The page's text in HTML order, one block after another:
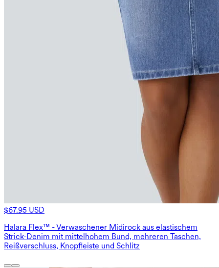
$67.95 USD
Halara Flex™ - Verwaschener Midirock aus elastischem
Strick-Denim mit mittelhohem Bund, mehreren Taschen,
Reißverschluss, Knopfleiste und Schlitz